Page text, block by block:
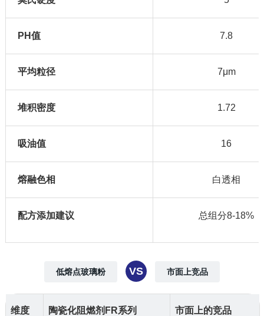
PH值
平均粒径
堆积密度
吸油值
熔融色相
配方添加建议
7.8
7μm
1.72
16
白透相
总组分8-18%
低熔点玻璃粉 VS 市面上竞品
维度 陶瓷化阻燃剂FR系列 市面上的竞品